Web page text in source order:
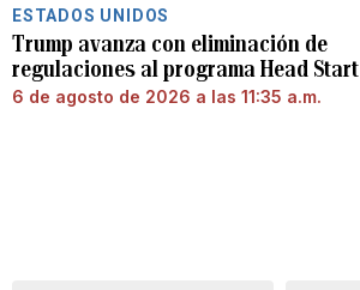
ESTADOS UNIDOS
Trump avanza con eliminación de
regulaciones al programa Head Start
6 de agosto de 2026 a las 11:35 a.m.